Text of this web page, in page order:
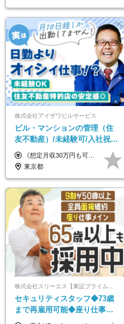
株式会社アイザワビルサービス
ビル・マンションの管理（住
友不動産）/未経験可/入社祝い
金10万円/月収30万円可/40～
50代活躍/S102
《想定月収30万円も可能！/想定年収380万円》 ■月給24万5000円以上＋賞与年2回(2カ月/2025年実績)＋時間外手当＋資格手当＋役職手当＋交通費 ………… ≪昇給、賞与、および各種諸手当について≫ ◇入社お祝い金（10万円 ※3カ月精勤後支給） ◇昇給/年1回 ◇賞与/年2回(2カ月/2025年実績) ◇時間外手当 ◇資格手当 └・ビル設備管理技能士1級（1万円/月） ・ビル設備管理技能士2級（5000円/月） ・建築物環境衛生管理技術者（1万円/月） ・防火管理技能者（3000円/月） ・消防設備士乙4類（3000円/月） 他 ◇役職手当 └・班長/サブリーダー/リーダー（5000円～2万円/月） ◇物件手当（最大2万円 ※物件により異なる） ◇退職金あり ※経験・年齢・能力を考慮した上、当社規定により優遇いたします。 ※3カ月の試用期間あり。その間の給与や福利厚生に差異はありません。 《モデル年収》 ・入社1年/35歳：年収380万円 ・入社3年/38歳：年収400万円
東京都
株式会社スリーエス【東証プライム上場グループ】
セキュリティスタッフ◆73歳
まで再雇用可能◆座り仕事中
心◆東証プライム上場G◆応